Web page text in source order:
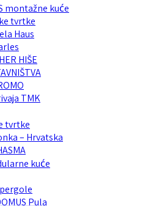
montažne kuće
tvrtke
Haus
HIŠE
TMK
tvrtke
– Hrvatska
kuće
Pula